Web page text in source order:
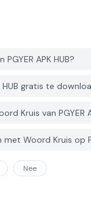
APK HUB?
HUB gratis te
Kruis van PGYER
Woord Kruis op
Nee